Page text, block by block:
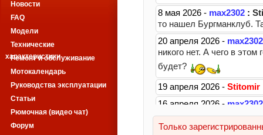
Новости
FAQ
Модели
Технические
характеристики
Ремонт и обслуживание
Мотокалендарь
Руководства эксплуатации
Статьи
Рюмочная (видео чат)
Форум